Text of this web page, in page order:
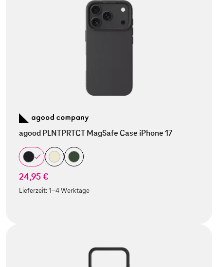
agood PLNTPRTCT MagSafe Case iPhone 17
24,95 €
Lieferzeit:1-4 Werktage